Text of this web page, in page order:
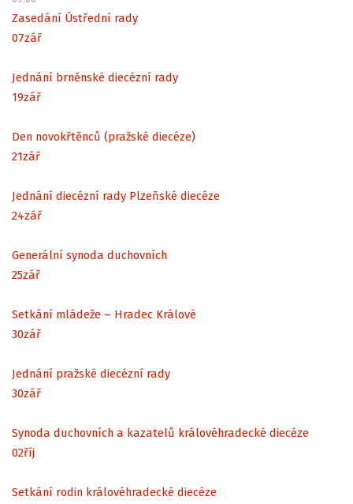
Zasedání Ústřední rady
07zář
Jednání brněnské diecézní rady
19zář
Den novokřtěnců (pražské diecéze)
21zář
Jednání diecézní rady Plzeňské diecéze
24zář
Generální synoda duchovních
25zář
Setkání mládeže – Hradec Králové
30zář
Jednání pražské diecézní rady
30zář
Synoda duchovních a kazatelů královéhradecké diecéze
02říj
Setkání rodin královéhradecké diecéze